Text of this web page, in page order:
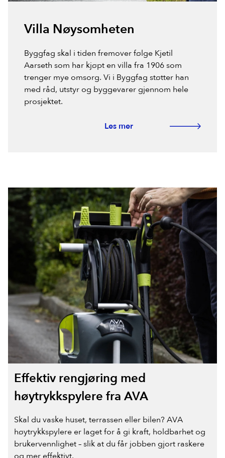
Villa Nøysomheten
Byggfag skal i tiden fremover følge Kjetil
Aarseth som har kjøpt en villa fra 1906 som
trenger mye omsorg. Vi i Byggfag støtter han
med råd, utstyr og byggevarer gjennom hele
prosjektet.
Les mer
Effektiv rengjøring med
høytrykkspylere fra AVA
Skal du vaske huset, terrassen eller bilen? AVA
høytrykkspylere er laget for å gi kraft, holdbarhet og
brukervennlighet – slik at du får jobben gjort raskere